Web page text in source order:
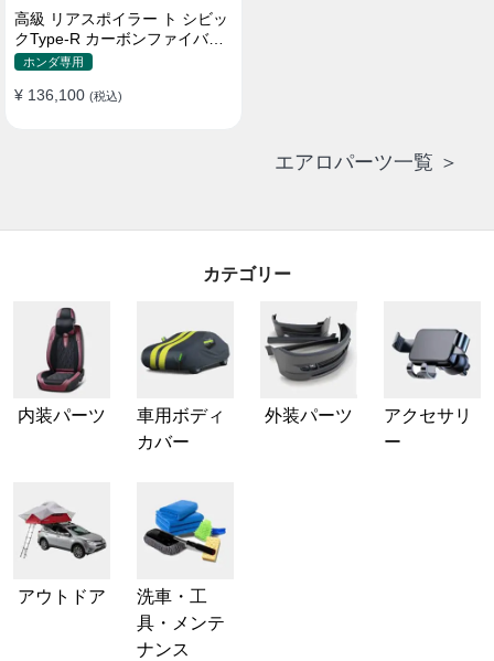
高級 リアスポイラー ト シビッ
クType-R カーボンファイバー
貼り付け装着
ホンダ専用
¥ 136,100 (税込)
エアロパーツ一覧 ＞
カテゴリー
内装パーツ
車用ボディ
カバー
外装パーツ
アクセサリ
ー
アウトドア
洗車・工
具・メンテ
ナンス